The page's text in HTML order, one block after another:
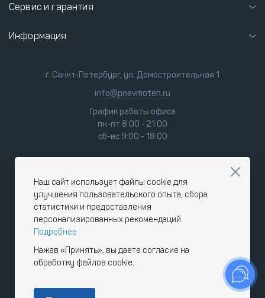
Сервис и гарантия
Информация
г. Санкт-Петербург, ул. Домостроительная 1
info@pnevmoteh.ru
График работы офиса
пн-пт 8:00 - 21:00
сб-вс 9:00 - 18:00
Наш сайт использует файлы cookie для
улучшения пользовательского опыта, сбора
статистики и предоставления
персонализированных рекомендаций.
Подробнее
Нажав «Принять», вы даете согласие на
обработку файлов cookie.